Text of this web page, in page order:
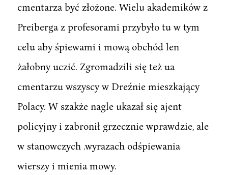
cmentarza być złożone. Wielu akademików z
Preiberga z profesorami przybyło tu w tym
celu aby śpiewami i mową obchód len
żałobny uczić. Zgromadzili się też ua
cmentarzu wszyscy w Dreźnie mieszkający
Polacy. W szakże nagle ukazał się ajent
policyjny i zabronił grzecznie wprawdzie, ale
w stanowczych .wyrazach odśpiewania
wierszy i mienia mowy.